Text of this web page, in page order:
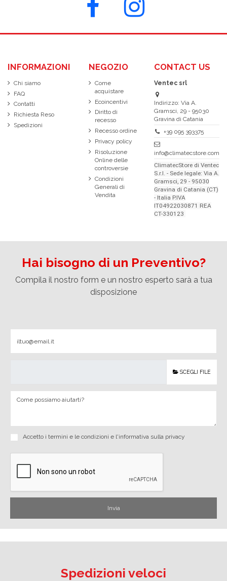
INFORMAZIONI
Chi siamo
FAQ
Contatti
Richiesta Reso
Spedizioni
NEGOZIO
Come
acquistare
Ecoincentivi
Diritto di
recesso
Recesso ordine
Privacy policy
Risoluzione
Online delle
controversie
Condizioni
Generali di
Vendita
CONTACT US
Ventec srl
Indirizzo: Via A.
Gramsci, 29 - 95030
Gravina di Catania
+39 095 393375
info@climatecstore.com
ClimatecStore di Ventec
S.r.l. - Sede legale: Via A.
Gramsci, 29 - 95030
Gravina di Catania (CT)
- Italia P.IVA
IT04922030871 REA
CT-330123
Hai bisogno di un Preventivo?
Compila il nostro form e un nostro esperto sarà a tua
disposizione
SCEGLI FILE
Accetto i termini e le condizioni e l'informativa sulla privacy
Spedizioni veloci